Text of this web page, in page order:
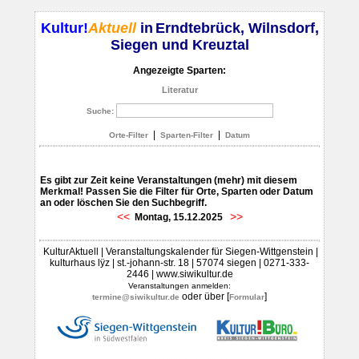
Kultur!Aktuellin Erndtebrück, Wilnsdorf,
Siegen und Kreuztal
Angezeigte Sparten:
Literatur
Suche:
Orte-Filter Sparten-Filter Datum
Es gibt zur Zeit keine Veranstaltungen (mehr) mit diesem
Merkmal! Passen Sie die Filter für Orte, Sparten oder Datum
an oder löschen Sie den Suchbegriff.
<< Montag, 15.12.2025 >>
KulturAktuell | Veranstaltungskalender für Siegen-Wittgenstein |
kulturhaus lÿz | st.-johann-str. 18 | 57074 siegen | 0271-333-
2446 | www.siwikultur.de
Veranstaltungen anmelden:
termine@siwikultur.de oder über [Formular]